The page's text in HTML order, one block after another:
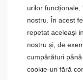
urilor
nostru. În acest
repetat aceleași
nostru și, de
cumpărături
cookie-uri fără